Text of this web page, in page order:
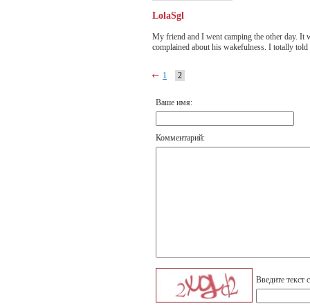
LolaSgl
My friend and I went camping the other day. It
complained about his wakefulness. I totally
1 2
Ваше имя:
Комментарий:
Введите текст